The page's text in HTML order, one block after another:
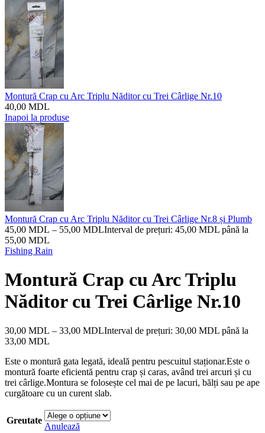
Montură Crap cu Arc Triplu Năditor cu Trei Cârlige Nr.10
40,00 MDL
Inapoi la produse
Montură Crap cu Arc Triplu Năditor cu Trei Cârlige Nr.8 și Plumb
45,00 MDL – 55,00 MDLInterval de prețuri: 45,00 MDL până la
55,00 MDL
Fishing Rain
Montură Crap cu Arc Triplu
Năditor cu Trei Cârlige Nr.10
30,00 MDL – 33,00 MDLInterval de prețuri: 30,00 MDL până la
33,00 MDL
Este o montură gata legată, ideală pentru pescuitul staționar.Este o
montură foarte eficientă pentru crap și caras, având trei arcuri și cu
trei cârlige.Montura se folosește cel mai de pe lacuri, bălți sau pe ape
curgătoare cu un curent slab.
Greutate
Anulează